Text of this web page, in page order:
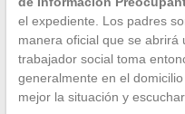
el expediente. Los padres
manera oficial que se abrirá
trabajador social toma
generalmente en el
mejor la situación y